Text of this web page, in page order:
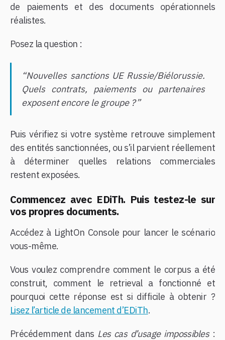
de paiements et des documents opérationnels
réalistes.
Posez la question :
“Nouvelles sanctions UE Russie/Biélorussie.
Quels contrats, paiements ou partenaires
exposent encore le groupe ?”
Puis vérifiez si votre système retrouve simplement
des entités sanctionnées, ou s’il parvient réellement
à déterminer quelles relations commerciales
restent exposées.
Commencez avec EDiTh. Puis testez-le sur
vos propres documents.
Accédez à LightOn Console pour lancer le scénario
vous-même.
Vous voulez comprendre comment le corpus a été
construit, comment le retrieval a fonctionné et
pourquoi cette réponse est si difficile à obtenir ?
Lisez l’article de lancement d’EDiTh.
Précédemment dans Les cas d’usage impossibles: